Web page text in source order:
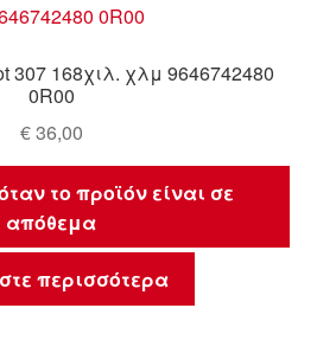
307 168χιλ. χλμ 9646742480
0R00
€36,00
το προϊόν είναι σε
απόθεμα
περισσότερα